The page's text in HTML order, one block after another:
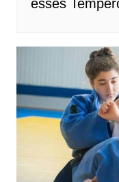
esses